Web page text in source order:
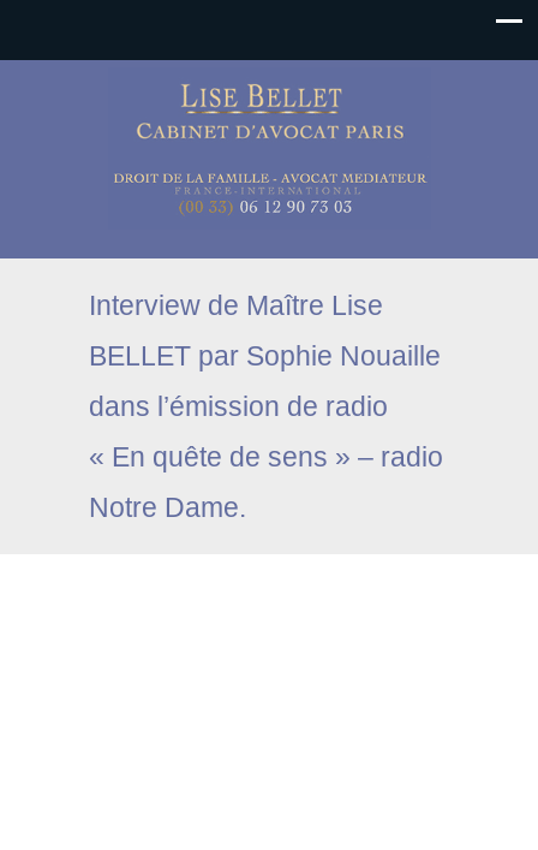
Interview de Maître Lise
BELLET par Sophie Nouaille
dans l’émission de radio
« En quête de sens » – radio
Notre Dame.